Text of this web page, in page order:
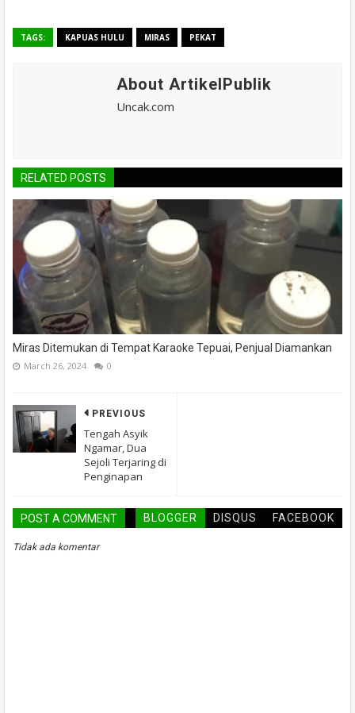
TAGS: KAPUAS HULU MIRAS PEKAT
About ArtikelPublik
Uncak.com
RELATED POSTS
Miras Ditemukan di Tempat Karaoke Tepuai, Penjual Diamankan
March 26, 2024 0
PREVIOUS
Tengah Asyik
Ngamar, Dua
Sejoli Terjaring di
Penginapan
POST A COMMENT BLOGGER DISQUS FACEBOOK
Tidak ada komentar